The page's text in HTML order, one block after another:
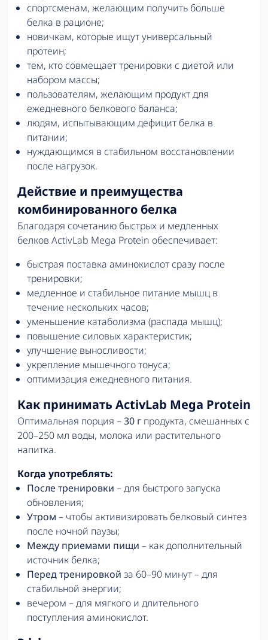
спортсменам, желающим получить больше
белка в рационе;
новичкам, которые ищут универсальный
протеин;
тем, кто совмещает тренировки с диетой или
набором массы;
пользователям, желающим продукт для
ежедневного белкового баланса;
людям, испытывающим дефицит белка в
питании;
нуждающимся в стабильном восстановлении
после нагрузок.
Действие и преимущества
комбинированного белка
Благодаря сочетанию быстрых и медленных
белков ActivLab Mega Protein обеспечивает:
быстрая поставка аминокислот сразу после
тренировки;
медленное и стабильное питание мышц в
течение нескольких часов;
уменьшение катаболизма (распада мышц);
повышение силовых характеристик;
улучшение выносливости;
укрепление мышечного тонуса;
оптимизация ежедневного питания.
Как принимать ActivLab Mega Protein
Оптимальная порция –30 г продукта, смешанных с
200–250 мл воды, молока или растительного
напитка.
Когда употреблять:
После тренировки – для быстрого запуска
обновления;
Утром – чтобы активизировать белковый синтез
после ночной паузы;
Между приемами пищи – как дополнительный
источник белка;
Перед тренировкой за 60–90 минут – для
стабильной энергии;
вечером – для мягкого и длительного
поступления аминокислот.